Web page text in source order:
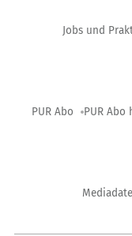
Jobs und
PUR Abo PUR Abo